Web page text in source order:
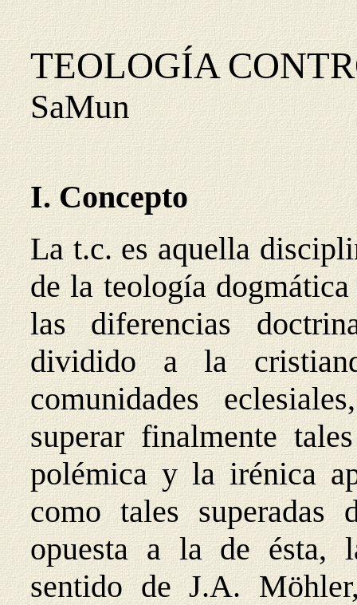
TEOLOGÍA
SaMun
I. Concepto
La t.c. es aquella
de la teología
las diferencias
dividido a la
comunidades
superar finalmente
polémica y la irénica
como tales
opuesta a la de ésta,
sentido de J.A.